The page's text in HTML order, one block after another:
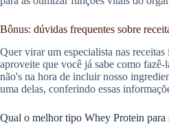
Bônus: dúvidas frequentes sobre
Quer virar um especialista nas
aproveite que você já sabe como fazê-
não's na hora de incluir nosso
uma delas, conferindo essas
Qual o melhor tipo Whey Protein para